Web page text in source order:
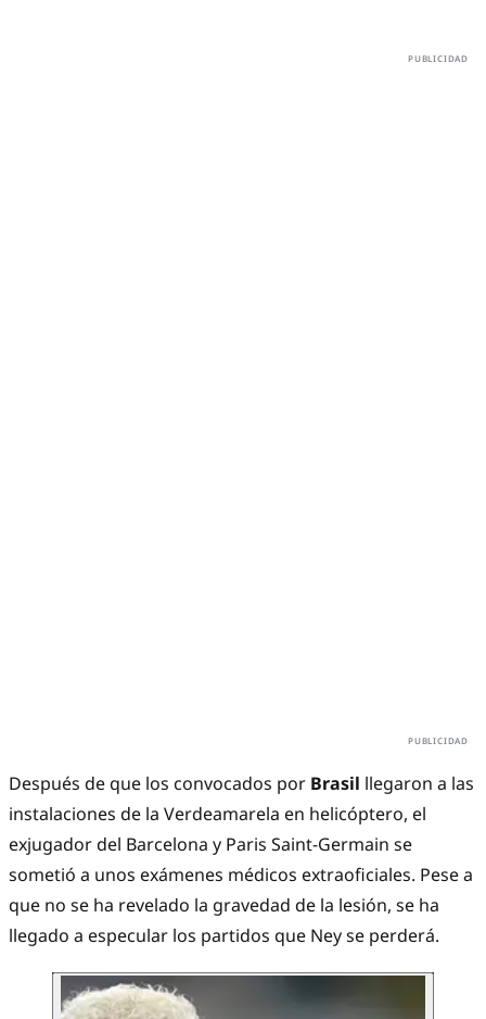
Después de que los convocados por Brasil llegaron a las
instalaciones de la Verdeamarela en helicóptero, el
exjugador del Barcelona y Paris Saint-Germain se
sometió a unos exámenes médicos extraoficiales. Pese a
que no se ha revelado la gravedad de la lesión, se ha
llegado a especular los partidos que Ney se perderá.